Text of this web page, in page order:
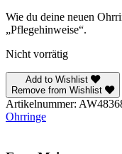
Wie du deine neuen
„Pflegehinweise“.
Nicht vorrätig
Add to Wishlist
Remove from Wishlist
Artikelnummer:
Ohrringe